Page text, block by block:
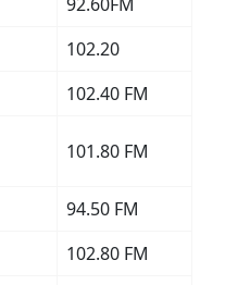
102.20
102.40 FM
101.80 FM
94.50 FM
102.80 FM